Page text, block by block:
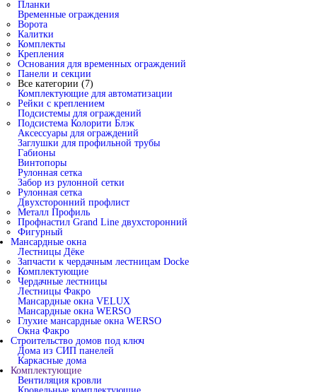
Планки
Временные ограждения
Ворота
Калитки
Комплекты
Крепления
Основания для временных ограждений
Панели и секции
Все категории (7)
Комплектующие для автоматизации
Рейки с креплением
Подсистемы для ограждений
Подсистема Колорити Блэк
Аксессуары для ограждений
Заглушки для профильной трубы
Габионы
Винтопоры
Рулонная сетка
Забор из рулонной сетки
Рулонная сетка
Двухсторонний профлист
Металл Профиль
Профнастил Grand Line двухсторонний
Фигурный
Мансардные окна
Лестницы Дёке
Запчасти к чердачным лестницам Docke
Комплектующие
Чердачные лестницы
Лестницы Факро
Мансардные окна VELUX
Мансардные окна WERSO
Глухие мансардные окна WERSO
Окна Факро
Строительство домов под ключ
Дома из СИП панелей
Каркасные дома
Комплектующие
Вентиляция кровли